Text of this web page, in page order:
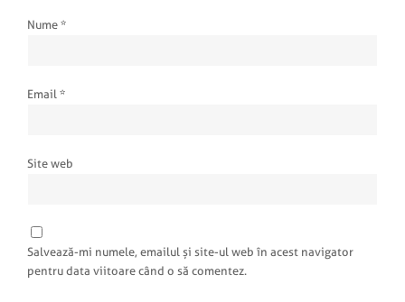
Nume *
Email *
Site web
Salvează-mi numele, emailul și site-ul web în acest navigator
pentru data viitoare când o să comentez.